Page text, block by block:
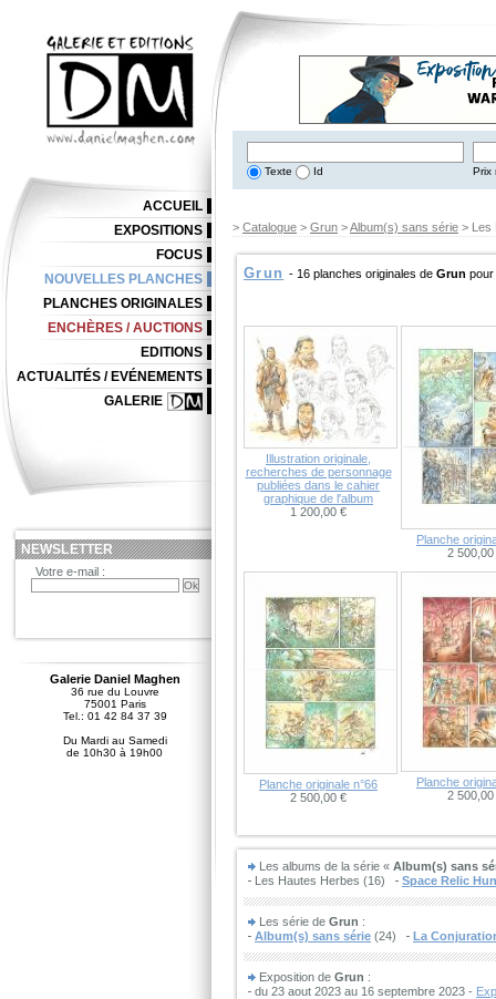
Texte Id Prix
> Catalogue > Grun >Album(s) sans série > Les
Grun - 16 planches originales deGrun
Illustration originale,
recherches de personnage
publiées dans le cahier
graphique de l'album
1 200,00 €
Planche
2 500,00
Planche originale n°66
2 500,00 €
Planche
2 500,00
Les albums de la série « Album(s) sans
Les Hautes Herbes (16)
Space Relic
Les série de Grun :
Album(s) sans série (24) La
Exposition de Grun :
du 23 aout 2023 au 16 septembre 2023 -
ACCUEIL
EXPOSITIONS
FOCUS
NOUVELLES PLANCHES
PLANCHES ORIGINALES
ENCHÈRES / AUCTIONS
EDITIONS
ACTUALITÉS / EVÉNEMENTS
GALERIE
NEWSLETTER
Votre e-mail :
Galerie Daniel Maghen
36 rue du Louvre
75001 Paris
Tel.: 01 42 84 37 39
Du Mardi au Samedi
de 10h30 à 19h00